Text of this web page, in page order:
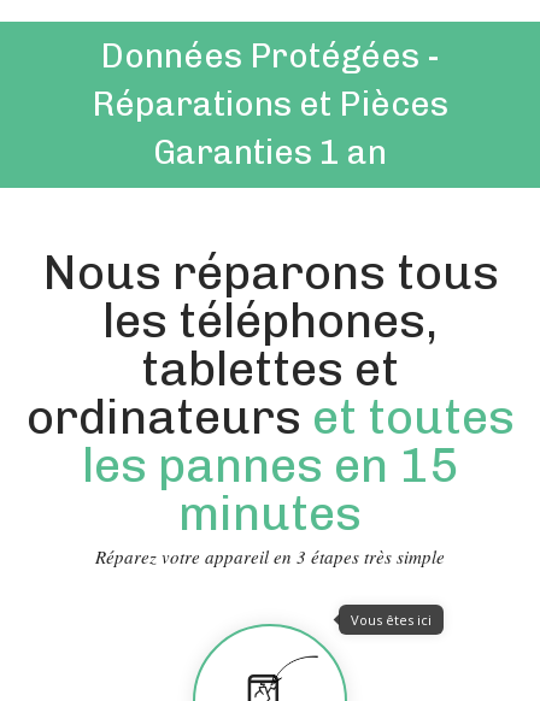
Données Protégées -
Réparations et Pièces
Garanties 1 an
Nous réparons tous
les téléphones,
tablettes et
ordinateurs et toutes
les pannes en 15
minutes
Réparez votre appareil en 3 étapes très simple
Vous êtes ici